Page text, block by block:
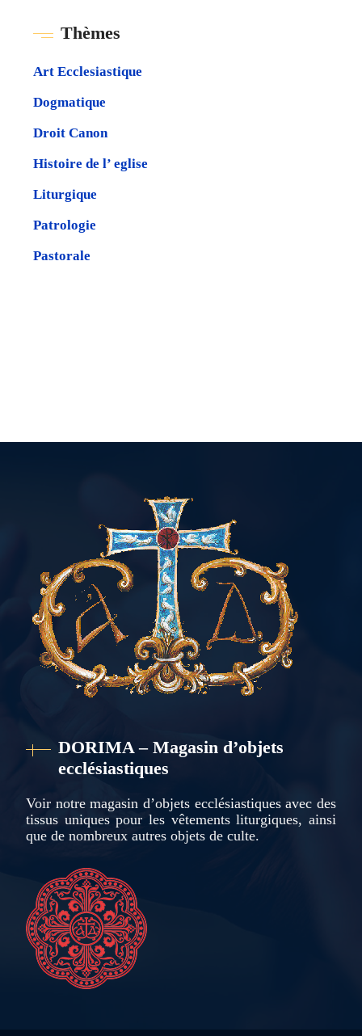
Τhèmes
Art Ecclesiastique
Dogmatique
Droit Canon
Histoire de l’ eglise
Liturgique
Patrologie
Pastorale
DORIMA – Magasin d’objets
ecclésiastiques
Voir notre magasin d’objets ecclésiastiques avec des
tissus uniques pour les vêtements liturgiques, ainsi
que de nombreux autres objets de culte.